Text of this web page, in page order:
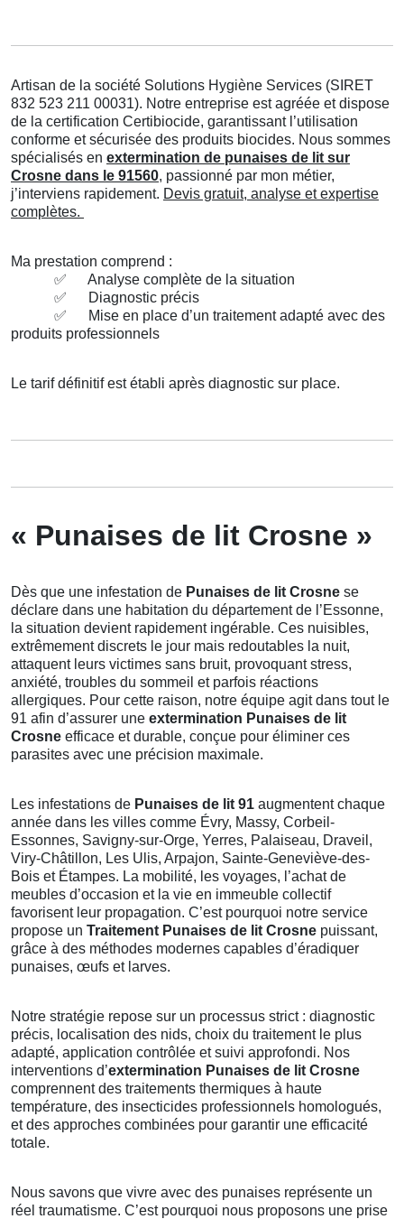
Artisan de la société Solutions Hygiène Services (SIRET
832 523 211 00031). Notre entreprise est agréée et dispose
de la certification Certibiocide, garantissant l’utilisation
conforme et sécurisée des produits biocides. Nous sommes
spécialisés en extermination de punaises de lit sur
Crosne dans le 91560, passionné par mon métier,
j’interviens rapidement. Devis gratuit, analyse et expertise
complètes.
Ma prestation comprend :
✅
Analyse complète de la situation
✅
Diagnostic précis
✅
Mise en place d’un traitement adapté avec des
produits professionnels
Le tarif définitif est établi après diagnostic sur place.
« Punaises de lit Crosne »
Dès que une infestation de Punaises de lit Crosne se
déclare dans une habitation du département de l’Essonne,
la situation devient rapidement ingérable. Ces nuisibles,
extrêmement discrets le jour mais redoutables la nuit,
attaquent leurs victimes sans bruit, provoquant stress,
anxiété, troubles du sommeil et parfois réactions
allergiques. Pour cette raison, notre équipe agit dans tout le
91 afin d’assurer une extermination Punaises de lit
Crosne efficace et durable, conçue pour éliminer ces
parasites avec une précision maximale.
Les infestations de Punaises de lit 91 augmentent chaque
année dans les villes comme Évry, Massy, Corbeil-
Essonnes, Savigny-sur-Orge, Yerres, Palaiseau, Draveil,
Viry-Châtillon, Les Ulis, Arpajon, Sainte-Geneviève-des-
Bois et Étampes. La mobilité, les voyages, l’achat de
meubles d’occasion et la vie en immeuble collectif
favorisent leur propagation. C’est pourquoi notre service
propose un Traitement Punaises de lit Crosne puissant,
grâce à des méthodes modernes capables d’éradiquer
punaises, œufs et larves.
Notre stratégie repose sur un processus strict : diagnostic
précis, localisation des nids, choix du traitement le plus
adapté, application contrôlée et suivi approfondi. Nos
interventions d’extermination Punaises de lit Crosne
comprennent des traitements thermiques à haute
température, des insecticides professionnels homologués,
et des approches combinées pour garantir une efficacité
totale.
Nous savons que vivre avec des punaises représente un
réel traumatisme. C’est pourquoi nous proposons une prise